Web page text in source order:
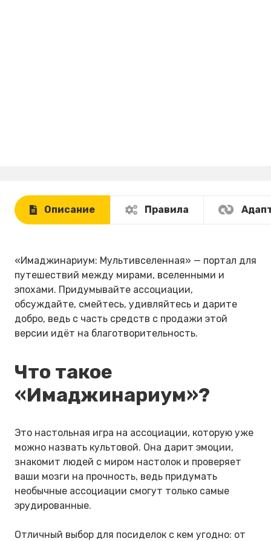
Описание Правила
«Имаджинариум: Мультивселенная» — портал для
путешествий между мирами, вселенными и
эпохами. Придумывайте ассоциации,
обсуждайте, смейтесь, удивляйтесь и дарите
добро, ведь с часть средств с продажи этой
версии идёт на благотворительность.
Что такое
«Имаджинариум»?
Это настольная игра на ассоциации, которую уже
можно назвать культовой. Она дарит эмоции,
знакомит людей с миром настолок и проверяет
ваши мозги на прочность, ведь придумать
необычные ассоциации смогут только самые
эрудированные.
Отличный выбор для посиделок с кем угодно: от